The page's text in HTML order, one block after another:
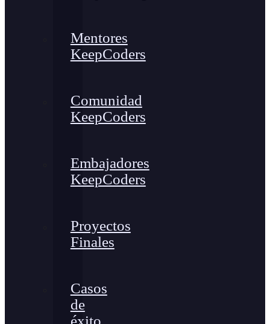
Mentores
KeepCoders
Comunidad
KeepCoders
Embajadores
KeepCoders
Proyectos
Finales
Casos
de
éxito